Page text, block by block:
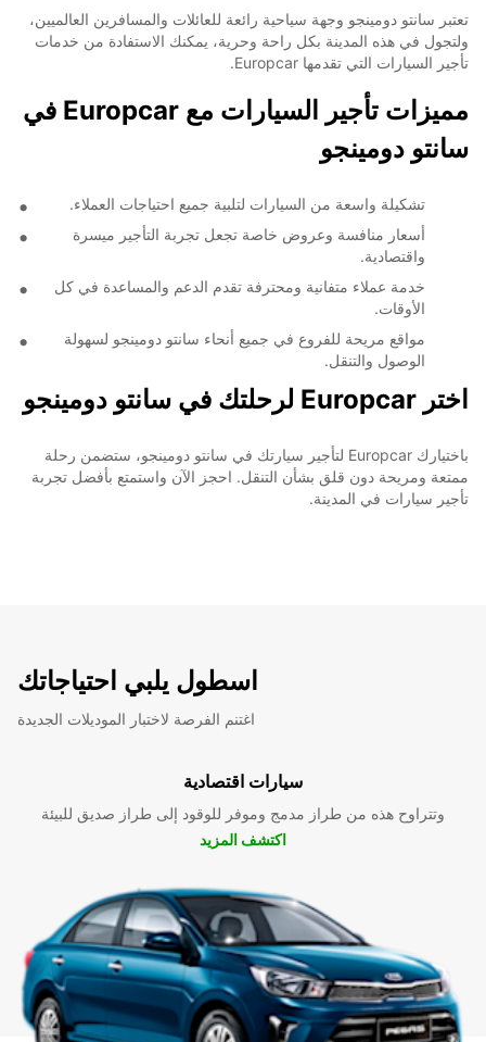
تعتبر سانتو دومينجو وجهة سياحية رائعة للعائلات والمسافرين العالميين،
ولتجول في هذه المدينة بكل راحة وحرية، يمكنك الاستفادة من خدمات
تأجير السيارات التي تقدمها Europcar.
مميزات تأجير السيارات مع Europcar في
سانتو دومينجو
تشكيلة واسعة من السيارات لتلبية جميع احتياجات العملاء.
أسعار منافسة وعروض خاصة تجعل تجربة التأجير ميسرة
واقتصادية.
خدمة عملاء متفانية ومحترفة تقدم الدعم والمساعدة في كل
الأوقات.
مواقع مريحة للفروع في جميع أنحاء سانتو دومينجو لسهولة
الوصول والتنقل.
اختر Europcar لرحلتك في سانتو دومينجو
باختيارك Europcar لتأجير سيارتك في سانتو دومينجو، ستضمن رحلة
ممتعة ومريحة دون قلق بشأن التنقل. احجز الآن واستمتع بأفضل تجربة
تأجير سيارات في المدينة.
اسطول يلبي احتياجاتك
اغتنم الفرصة لاختبار الموديلات الجديدة
سيارات اقتصادية
وتتراوح هذه من طراز مدمج وموفر للوقود إلى طراز صديق للبيئة
اكتشف المزيد